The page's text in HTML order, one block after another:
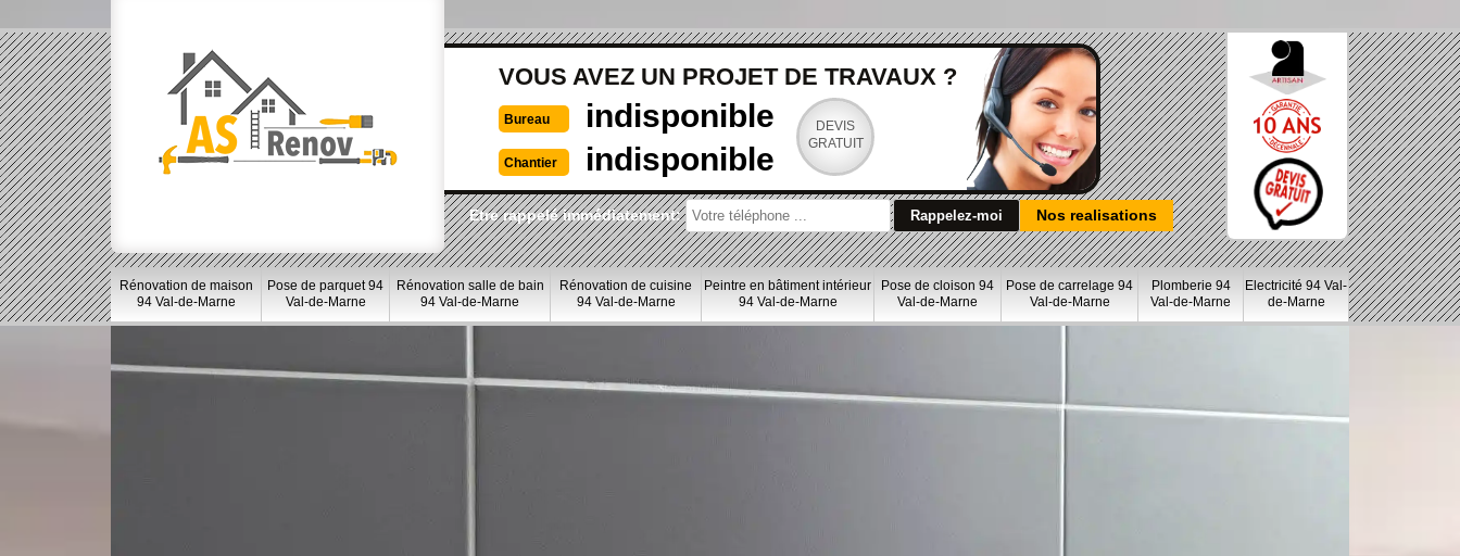
VOUS AVEZ UN PROJET DE TRAVAUX ?
Bureau indisponible
Chantier indisponible
DEVIS
GRATUIT
Etre rappelé immédiatement: Nos realisations
Rénovation de maison
94 Val-de-Marne
Pose de parquet 94
Val-de-Marne
Rénovation salle de bain
94 Val-de-Marne
Rénovation de cuisine
94 Val-de-Marne
Peintre en bâtiment intérieur
94 Val-de-Marne
Pose de cloison 94
Val-de-Marne
Pose de carrelage 94
Val-de-Marne
Plomberie 94
Val-de-Marne
Electricité 94 Val-
de-Marne